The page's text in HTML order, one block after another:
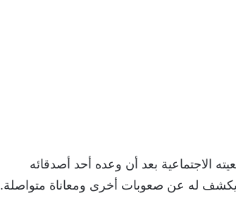
الاجتماعية بعد أن وعده أحد أصدقائه
يكشف له عن صعوبات أخرى ومعاناة متواصلة.